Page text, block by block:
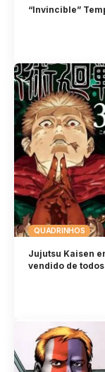
“Invincible”
QUADRINHOS
Jujutsu Kaisen
vendido de